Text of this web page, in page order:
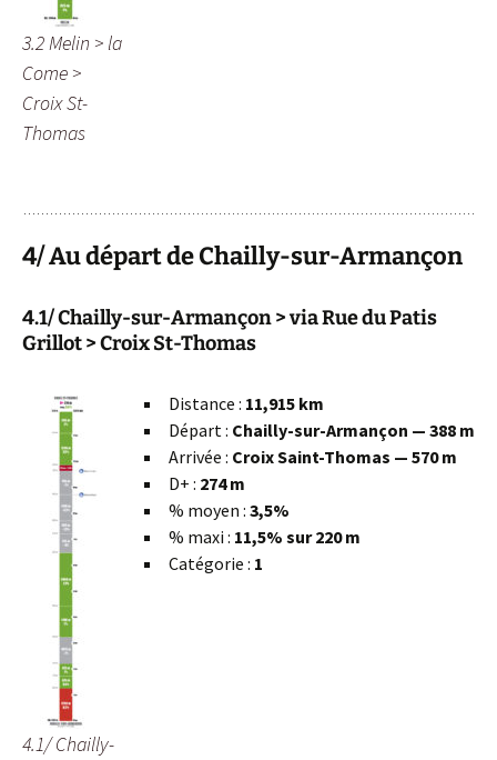
3.2 Melin > la
Come >
Croix St-
Thomas
4/ Au départ de Chailly-sur-Armançon
4.1/ Chailly-sur-Armançon > via Rue du Patis
Grillot > Croix St-Thomas
4.1/ Chailly-
Distance : 11,915 km
Départ : Chailly-sur-Armançon — 388 m
Arrivée : Croix Saint-Thomas — 570 m
D+ : 274 m
% moyen : 3,5%
% maxi : 11,5% sur 220 m
Catégorie : 1